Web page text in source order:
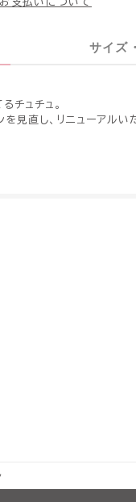
サイズ
チュチュ。
見直し、リニューアルい